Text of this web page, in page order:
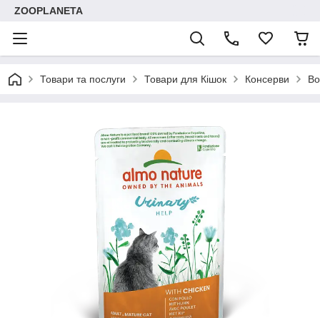
ZOOPLANETA
Товари та послуги Товари для Кішок Консерви